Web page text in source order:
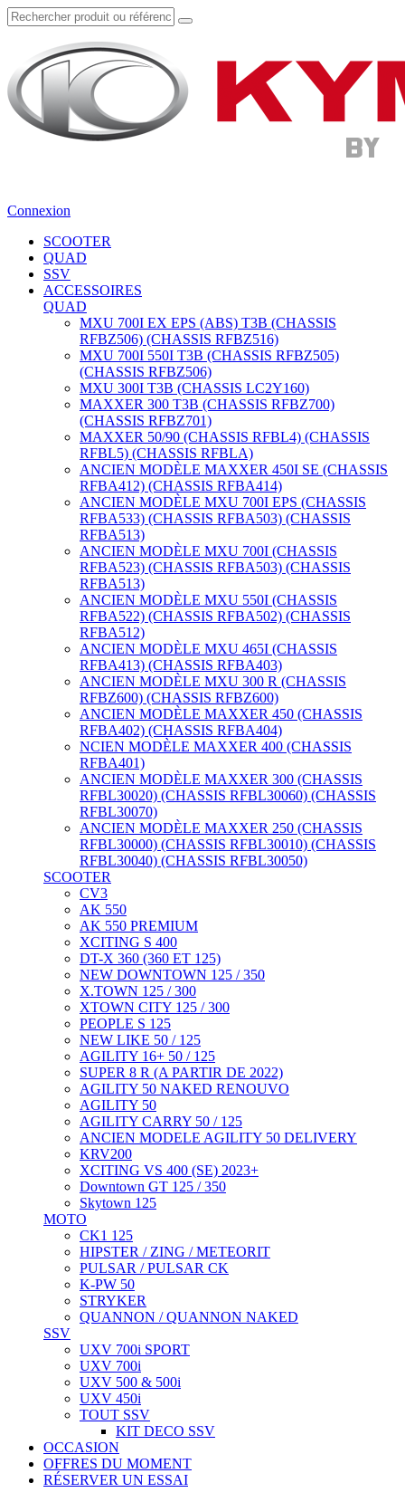
Connexion
SCOOTER
QUAD
SSV
ACCESSOIRES
QUAD
MXU 700I EX EPS (ABS) T3B (CHASSIS
RFBZ506) (CHASSIS RFBZ516)
MXU 700I 550I T3B (CHASSIS RFBZ505)
(CHASSIS RFBZ506)
MXU 300I T3B (CHASSIS LC2Y160)
MAXXER 300 T3B (CHASSIS RFBZ700)
(CHASSIS RFBZ701)
MAXXER 50/90 (CHASSIS RFBL4) (CHASSIS
RFBL5) (CHASSIS RFBLA)
ANCIEN MODÈLE MAXXER 450I SE (CHASSIS
RFBA412) (CHASSIS RFBA414)
ANCIEN MODÈLE MXU 700I EPS (CHASSIS
RFBA533) (CHASSIS RFBA503) (CHASSIS
RFBA513)
ANCIEN MODÈLE MXU 700I (CHASSIS
RFBA523) (CHASSIS RFBA503) (CHASSIS
RFBA513)
ANCIEN MODÈLE MXU 550I (CHASSIS
RFBA522) (CHASSIS RFBA502) (CHASSIS
RFBA512)
ANCIEN MODÈLE MXU 465I (CHASSIS
RFBA413) (CHASSIS RFBA403)
ANCIEN MODÈLE MXU 300 R (CHASSIS
RFBZ600) (CHASSIS RFBZ600)
ANCIEN MODÈLE MAXXER 450 (CHASSIS
RFBA402) (CHASSIS RFBA404)
NCIEN MODÈLE MAXXER 400 (CHASSIS
RFBA401)
ANCIEN MODÈLE MAXXER 300 (CHASSIS
RFBL30020) (CHASSIS RFBL30060) (CHASSIS
RFBL30070)
ANCIEN MODÈLE MAXXER 250 (CHASSIS
RFBL30000) (CHASSIS RFBL30010) (CHASSIS
RFBL30040) (CHASSIS RFBL30050)
SCOOTER
CV3
AK 550
AK 550 PREMIUM
XCITING S 400
DT-X 360 (360 ET 125)
NEW DOWNTOWN 125 / 350
X.TOWN 125 / 300
XTOWN CITY 125 / 300
PEOPLE S 125
NEW LIKE 50 / 125
AGILITY 16+ 50 / 125
SUPER 8 R (A PARTIR DE 2022)
AGILITY 50 NAKED RENOUVO
AGILITY 50
AGILITY CARRY 50 / 125
ANCIEN MODELE AGILITY 50 DELIVERY
KRV200
XCITING VS 400 (SE) 2023+
Downtown GT 125 / 350
Skytown 125
MOTO
CK1 125
HIPSTER / ZING / METEORIT
PULSAR / PULSAR CK
K-PW 50
STRYKER
QUANNON / QUANNON NAKED
SSV
UXV 700i SPORT
UXV 700i
UXV 500 & 500i
UXV 450i
TOUT SSV
KIT DECO SSV
OCCASION
OFFRES DU MOMENT
RÉSERVER UN ESSAI